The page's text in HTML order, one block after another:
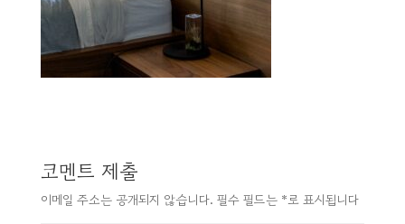
코멘트 제출
이메일 주소는 공개되지 않습니다. 필수 필드는 *로 표시됩니다